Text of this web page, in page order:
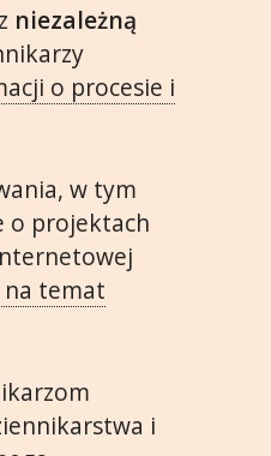
niezależną
o procesie i
w tym
o projektach
nternetowej
na temat
i